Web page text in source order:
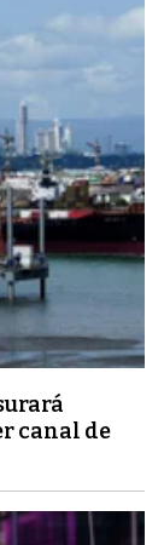
canal de